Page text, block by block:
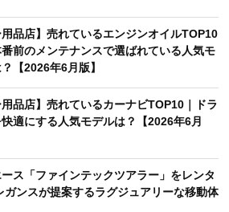
用品店】売れているエンジンオイルTOP10
番前のメンテナンスで選ばれている人気モ
【2026年6月版】
用品店】売れているカーナビTOP10｜ドラ
適にする人気モデルは？【2026年6月
ス「ファインテックツアラー」をレンタ
ガンスが提案するラグジュアリーな移動体